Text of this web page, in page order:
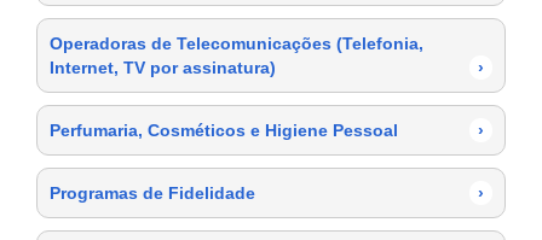
Operadoras de Telecomunicações (Telefonia,
Internet, TV por assinatura)
›
Perfumaria, Cosméticos e Higiene Pessoal ›
Programas de Fidelidade ›